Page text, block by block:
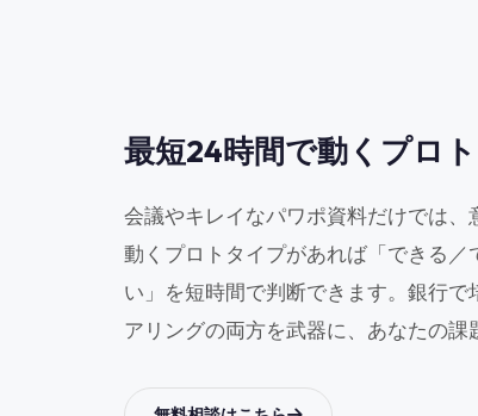
最短24時間で動くプロト
会議やキレイなパワポ資料だけでは
動くプロトタイプがあれば「できる
い」を短時間で判断できます。銀行
アリングの両方を武器に、あなたの課